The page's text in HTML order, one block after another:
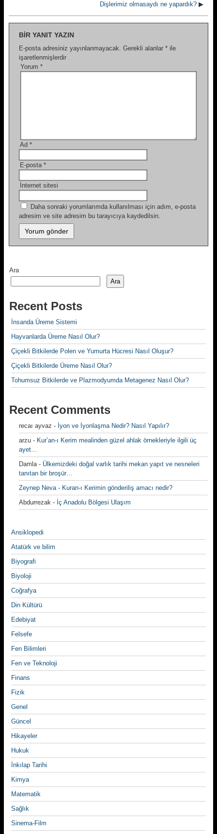
Dişlerimiz olmasaydı ne yapardık? ▶
BIR YANIT YAZIN
E-posta adresiniz yayınlanmayacak. Gerekli alanlar * ile
işaretlenmişlerdir
Yorum *
Ad *
E-posta *
İnternet sitesi
Daha sonraki yorumlarımda kullanılması için adım, e-posta
adresim ve site adresim bu tarayıcıya kaydedilsin.
Ara
Ara
Recent Posts
İnsanda Üreme Sistemi
Hayvanlarda Üreme Nasıl Olur?
Çiçekli Bitkilerde Polen ve Yumurta Hücresi Nasıl Oluşur?
Çiçekli Bitkilerde Üreme Nasıl Olur?
Tohumsuz Bitkilerde ve Plazmodyumda Metagenez Nasıl Olur?
Recent Comments
recaı ayvaz - İyon ve İyonlaşma Nedir? Nasıl Yapılır?
arzu - Kur’an-ı Kerim mealinden güzel ahlak örnekleriyle ilgili üç
ayet…
Damla- Ülkemizdeki doğal varlık tarihi mekan yapıt ve nesneleri
tanıtan bir broşür…
Zeynep Neva- Kuran-ı Kerimin gönderiliş amacı nedir?
Abdurrezak - İç Anadolu Bölgesi Ulaşım
Ansiklopedi
Atatürk ve bilim
Biyografi
Biyoloji
Coğrafya
Din Kültürü
Edebiyat
Felsefe
Fen Bilimleri
Fen ve Teknoloji
Finans
Fizik
Genel
Güncel
Hikayeler
Hukuk
İnkılap Tarihi
Kimya
Matematik
Sağlık
Sinema-Film